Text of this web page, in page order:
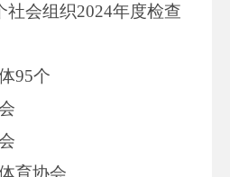
社会组织2024年度检查
95个
育协会